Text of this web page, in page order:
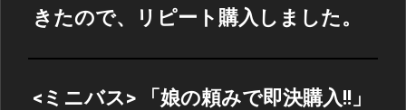
きたので、リピート購入しました。
<ミニバス> 「娘の頼みで即決購入!!」